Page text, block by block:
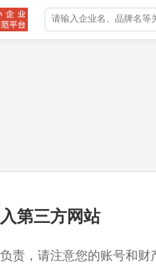
第三方网站
责，请注意您的账号和财